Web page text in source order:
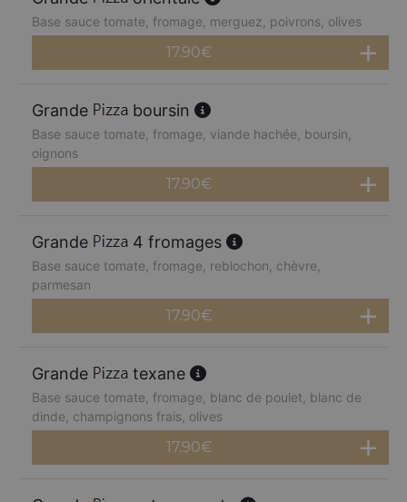
Base sauce tomate, fromage, merguez, poivrons, olives
17.90€
Grande boursin
Base sauce tomate, fromage, viande hachée, boursin,
oignons
17.90€
Grande 4 fromages
Base sauce tomate, fromage, reblochon, chèvre,
parmesan
17.90€
Grande texane
Base sauce tomate, fromage, blanc de poulet, blanc de
dinde, champignons frais, olives
17.90€